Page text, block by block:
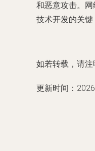
和恶意攻击。
技术开发的关键
如若转载，请
更新时间：